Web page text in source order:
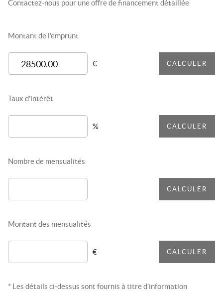
Contactez-nous pour une offre de financement détaillée
Montant de l'emprunt
€ CALCULER
Taux d'intérêt
% CALCULER
Nombre de mensualités
CALCULER
Montant des mensualités
€ CALCULER
* Les détails ci-dessus sont fournis à titre d’information